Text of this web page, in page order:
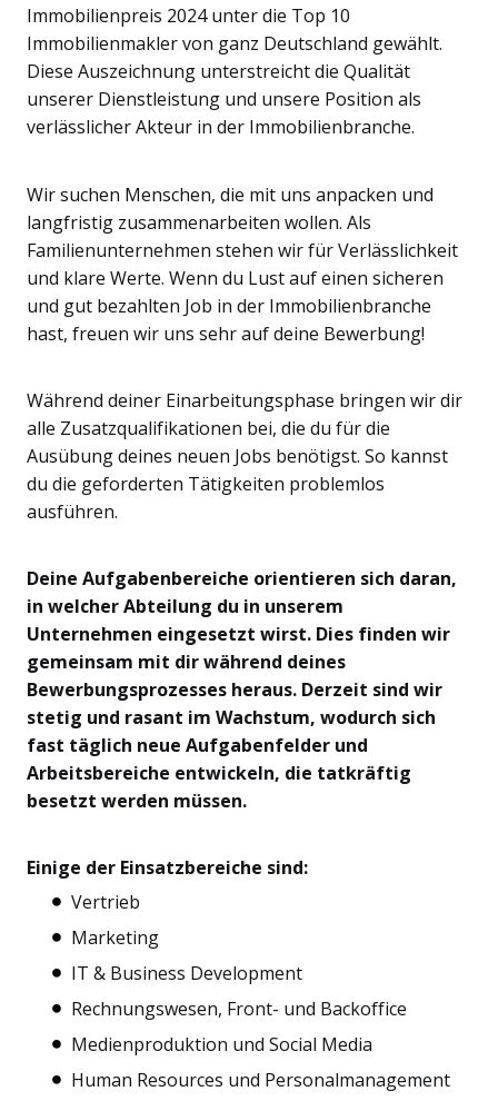
Immobilienpreis 2024 unter die Top 10
Immobilienmakler von ganz Deutschland gewählt.
Diese Auszeichnung unterstreicht die Qualität
unserer Dienstleistung und unsere Position als
verlässlicher Akteur in der Immobilienbranche.
Wir suchen Menschen, die mit uns anpacken und
langfristig zusammenarbeiten wollen. Als
Familienunternehmen stehen wir für Verlässlichkeit
und klare Werte. Wenn du Lust auf einen sicheren
und gut bezahlten Job in der Immobilienbranche
hast, freuen wir uns sehr auf deine Bewerbung!
Während deiner Einarbeitungsphase bringen wir dir
alle Zusatzqualifikationen bei, die du für die
Ausübung deines neuen Jobs benötigst. So kannst
du die geforderten Tätigkeiten problemlos
ausführen.
Deine Aufgabenbereiche orientieren sich daran,
in welcher Abteilung du in unserem
Unternehmen eingesetzt wirst. Dies finden wir
gemeinsam mit dir während deines
Bewerbungsprozesses heraus. Derzeit sind wir
stetig und rasant im Wachstum, wodurch sich
fast täglich neue Aufgabenfelder und
Arbeitsbereiche entwickeln, die tatkräftig
besetzt werden müssen.
Einige der Einsatzbereiche sind:
Vertrieb
Marketing
IT & Business Development
Rechnungswesen, Front- und Backoffice
Medienproduktion und Social Media
Human Resources und Personalmanagement